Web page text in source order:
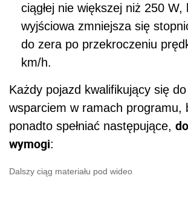
ciągłej nie większej niż 250
wyjściowa zmniejsza się
do zera po przekroczeniu
km/h.
Każdy pojazd kwalifikujący się
wsparciem w ramach programu,
ponadto spełniać następujące,
wymogi:
Dalszy ciąg materiału pod wideo